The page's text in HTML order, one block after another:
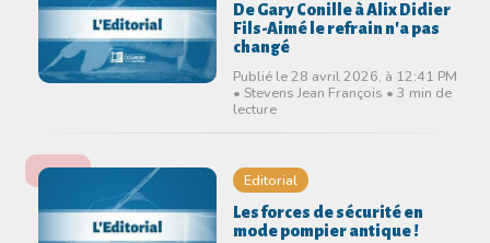
De Gary Conille à Alix Didier
Fils-Aimé le refrain n'a pas
changé
Publié le 28 avril 2026, à 12:41 PM
• Stevens Jean François • 3 min de
lecture
Editorial
Les forces de sécurité en
mode pompier antique !